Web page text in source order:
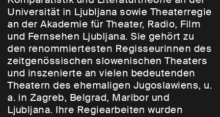
Universität in Ljubljana sowie Theaterregie
an der Akademie für Theater, Radio, Film
und Fernsehen Ljubljana. Sie gehört zu
den renommiertesten Regisseurinnen des
zeitgenössischen slowenischen Theaters
und inszenierte an vielen bedeutenden
Theatern des ehemaligen Jugoslawiens, u.
a. in Zagreb, Belgrad, Maribor und
Ljubljana. Ihre Regiearbeiten wurden